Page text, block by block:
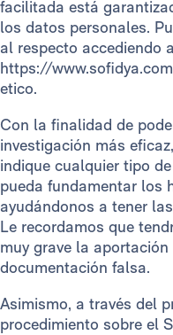
facilitada está
los datos personales.
al respecto accediendo
https://
etico.
Con la finalidad de
investigación más
indique cualquier tipo
pueda fundamentar los
ayudándonos a tener
Le recordamos que
muy grave la
documentación falsa.
Asimismo, a través del
procedimiento sobre el